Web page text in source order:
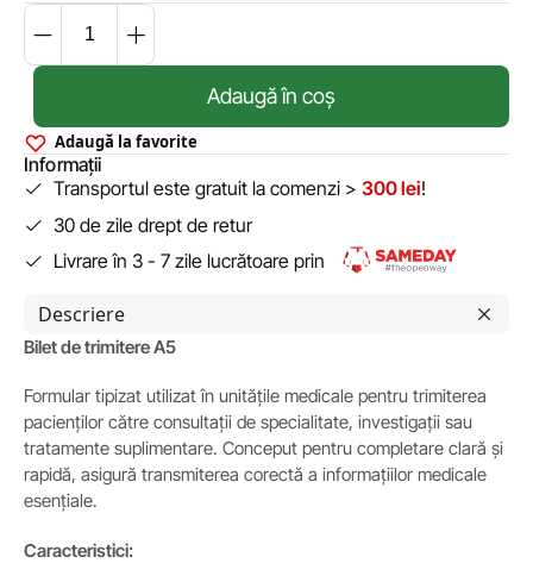
Adaugă în coș
Adaugă la favorite
Informații
Transportul este gratuit la comenzi > 300 lei!
30 de zile drept de retur
Livrare în 3 - 7 zile lucrătoare prin
Descriere
Bilet de trimitere A5
Formular tipizat utilizat în unitățile medicale pentru trimiterea
pacienților către consultații de specialitate, investigații sau
tratamente suplimentare. Conceput pentru completare clară și
rapidă, asigură transmiterea corectă a informațiilor medicale
esențiale.
Caracteristici: